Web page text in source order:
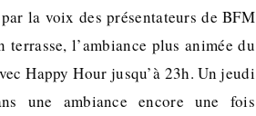
la voix des présentateurs de BFM
l’ambiance plus animée du
Happy Hour jusqu’à 23h. Un jeudi
une ambiance encore une fois